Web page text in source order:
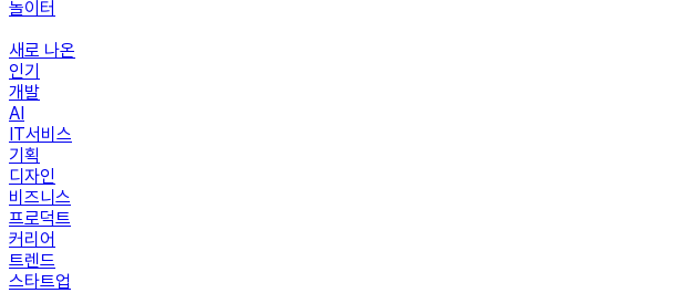
놀이터
새로 나온
인기
개발
AI
IT서비스
기획
디자인
비즈니스
프로덕트
커리어
트렌드
스타트업